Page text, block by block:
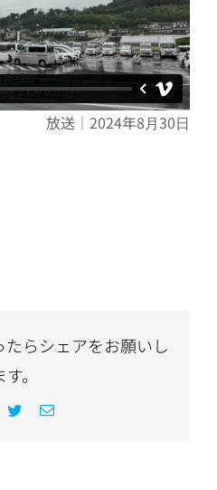
放送｜2024年8月30日
らシェアをお願いし
す。
Twitter電